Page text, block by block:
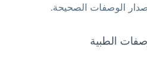
الوصفات الصحيحة.
الطبية